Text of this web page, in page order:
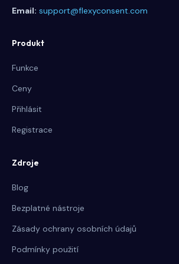
Email: support@flexyconsent.com
Produkt
Funkce
Ceny
Přihlásit
Registrace
Zdroje
Blog
Bezplatné nástroje
Zásady ochrany osobních údajů
Podmínky použití